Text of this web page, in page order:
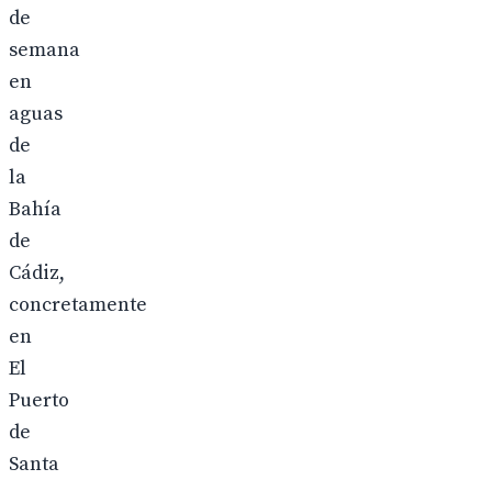
de
semana
en
aguas
de
la
Bahía
de
Cádiz,
concretamente
en
El
Puerto
de
Santa